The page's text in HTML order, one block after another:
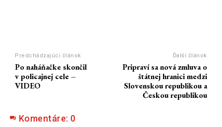
Predchádzajúci článok
Po naháňačke skončil
v policajnej cele –
VIDEO
Ďalší článok
Pripraví sa nová zmluva o
štátnej hranici medzi
Slovenskou republikou a
Českou republikou
Komentáre: 0